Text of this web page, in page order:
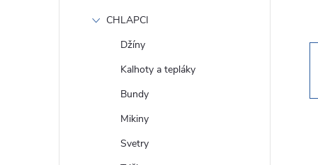
CHLAPCI
Džíny
Kalhoty a tepláky
Bundy
Mikiny
Svetry